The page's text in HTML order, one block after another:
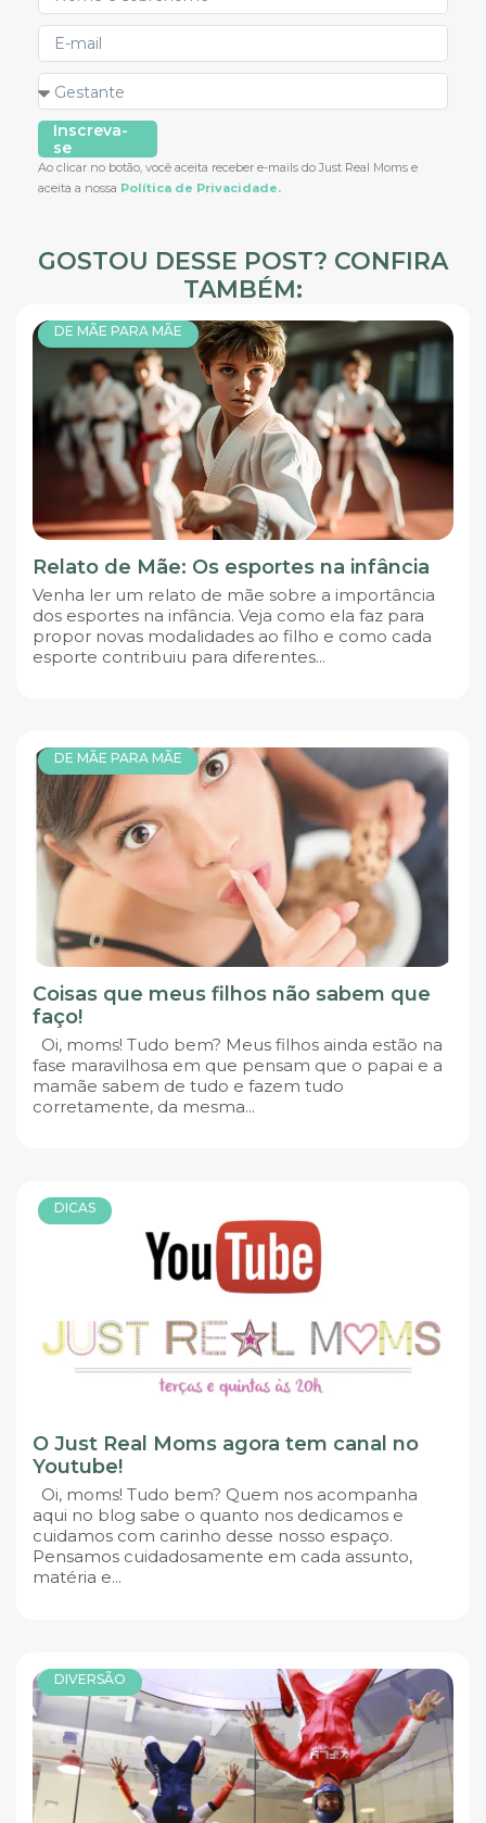
Inscreva-
se
Ao clicar no botão, você aceita receber e-mails do Just Real Moms e
aceita a nossa Política de Privacidade.
GOSTOU DESSE POST? CONFIRA
TAMBÉM:
DE MÃE PARA MÃE
Relato de Mãe: Os esportes na infância
Venha ler um relato de mãe sobre a importância
dos esportes na infância. Veja como ela faz para
propor novas modalidades ao filho e como cada
esporte contribuiu para diferentes...
DE MÃE PARA MÃE
Coisas que meus filhos não sabem que
faço!
Oi, moms! Tudo bem? Meus filhos ainda estão na
fase maravilhosa em que pensam que o papai e a
mamãe sabem de tudo e fazem tudo
corretamente, da mesma...
DICAS
O Just Real Moms agora tem canal no
Youtube!
Oi, moms! Tudo bem? Quem nos acompanha
aqui no blog sabe o quanto nos dedicamos e
cuidamos com carinho desse nosso espaço.
Pensamos cuidadosamente em cada assunto,
matéria e...
DIVERSÃO